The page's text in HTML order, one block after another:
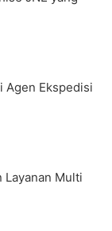
Agen Ekspedisi
Layanan Multi